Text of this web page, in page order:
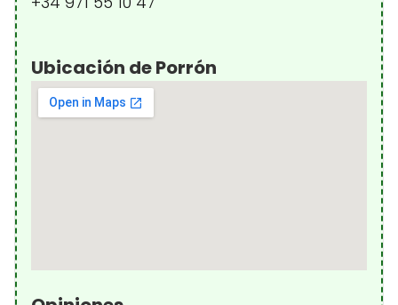
Ubicación de Porrón